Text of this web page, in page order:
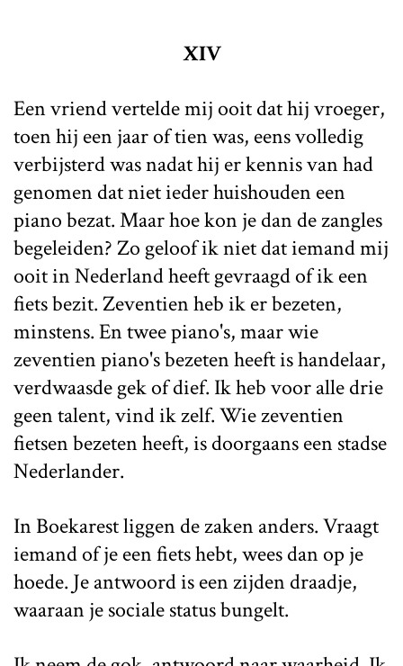
XIV
Een vriend vertelde mij ooit dat hij vroeger,
toen hij een jaar of tien was, eens volledig
verbijsterd was nadat hij er kennis van had
genomen dat niet ieder huishouden een
piano bezat. Maar hoe kon je dan de zangles
begeleiden? Zo geloof ik niet dat iemand mij
ooit in Nederland heeft gevraagd of ik een
fiets bezit. Zeventien heb ik er bezeten,
minstens. En twee piano's, maar wie
zeventien piano's bezeten heeft is handelaar,
verdwaasde gek of dief. Ik heb voor alle drie
geen talent, vind ik zelf. Wie zeventien
fietsen bezeten heeft, is doorgaans een stadse
Nederlander.
In Boekarest liggen de zaken anders. Vraagt
iemand of je een fiets hebt, wees dan op je
hoede. Je antwoord is een zijden draadje,
waaraan je sociale status bungelt.